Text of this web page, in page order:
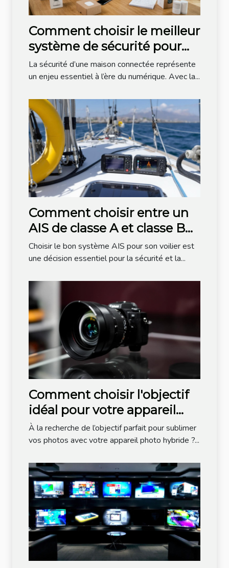
Comment choisir le meilleur
système de sécurité pour
votre maison connectée ?
La sécurité d’une maison connectée représente
un enjeu essentiel à l’ère du numérique. Avec la...
Comment choisir entre un
AIS de classe A et classe B
pour votre voilier ?
Choisir le bon système AIS pour son voilier est
une décision essentiel pour la sécurité et la...
Comment choisir l'objectif
idéal pour votre appareil
photo hybride ?
À la recherche de l’objectif parfait pour sublimer
vos photos avec votre appareil photo hybride ?...